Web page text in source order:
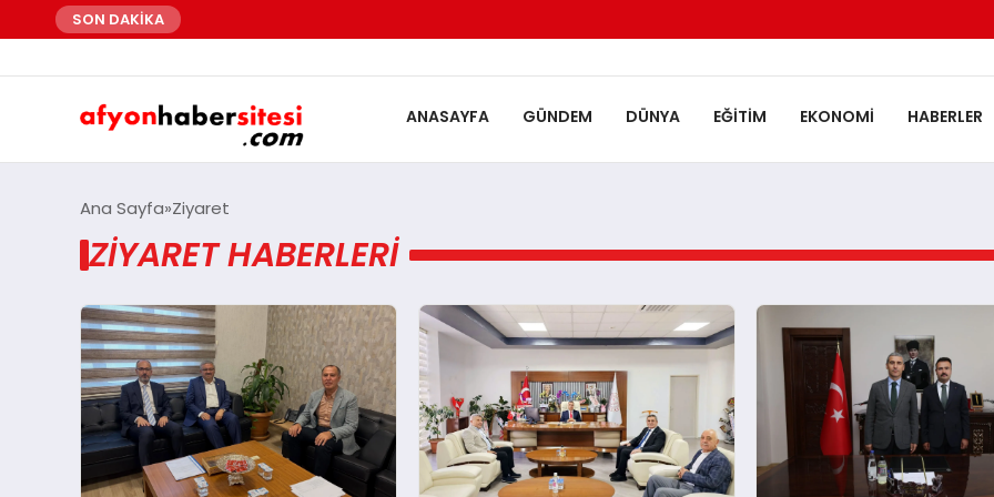
SON DAKİKA
ANASAYFA GÜNDEM DÜNYA EĞITIM EKONOMI HABERLER
Ana Sayfa Ziyaret
ZIYARET HABERLERI